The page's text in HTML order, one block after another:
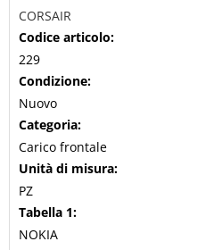
CORSAIR
Codice articolo:
229
Condizione:
Nuovo
Categoria:
Carico frontale
Unità di misura:
PZ
Tabella 1:
NOKIA